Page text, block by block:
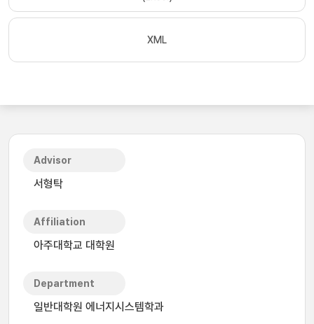
XML
Advisor
서형탁
Affiliation
아주대학교 대학원
Department
일반대학원 에너지시스템학과